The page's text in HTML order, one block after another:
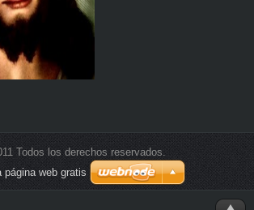
Todos los derechos reservados.
página web gratis